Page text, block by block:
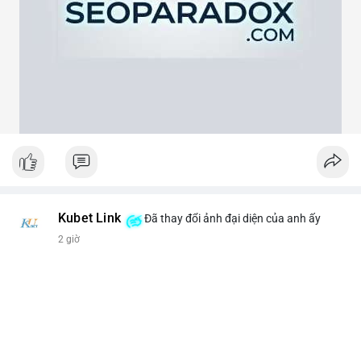
theo cảm xúc, hãy đặt lệnh dựa trên vùng hỗ trợ và kháng cự rõ
Kubet Link Đã thay đổi ảnh đại diện của anh ấy
2 giờ